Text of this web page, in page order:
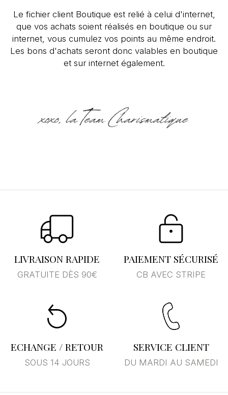
Le fichier client Boutique est relié à celui d'internet,
que vos achats soient réalisés en boutique ou sur
internet, vous cumulez vos points au même endroit.
Les bons d'achats seront donc valables en boutique
et sur internet également.
LIVRAISON RAPIDE
GRATUITE DÈS 90€
PAIEMENT SÉCURISÉ
CB AVEC STRIPE
ECHANGE / RETOUR
SOUS 14 JOURS
SERVICE CLIENT
DU MARDI AU SAMEDI
Vous devez être connecté pour enregistrer des
produits dans votre liste d'envies.